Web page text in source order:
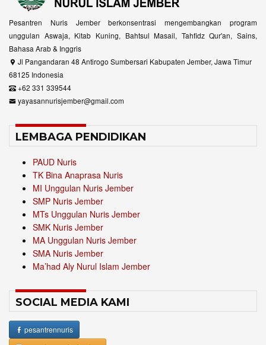
Pesantren Nuris Jember berkonsentrasi mengembangkan program
unggulan Aswaja, Kitab Kuning, Bahtsul Masail, Tahfidz Qur'an, Sains,
Bahasa Arab & Inggris
Jl Pangandaran 48 Antirogo Sumbersari Kabupaten Jember, Jawa Timur
68125 Indonesia
+62 331 339544
yayasannurisjember@gmail.com
LEMBAGA PENDIDIKAN
PAUD Nuris
TK Bina Anaprasa Nuris
MI Unggulan Nuris Jember
SMP Nuris Jember
MTs Unggulan Nuris Jember
SMK Nuris Jember
MA Unggulan Nuris Jember
SMA Nuris Jember
Ma’had Aly Nurul Islam Jember
SOCIAL MEDIA KAMI
pesantrennuris